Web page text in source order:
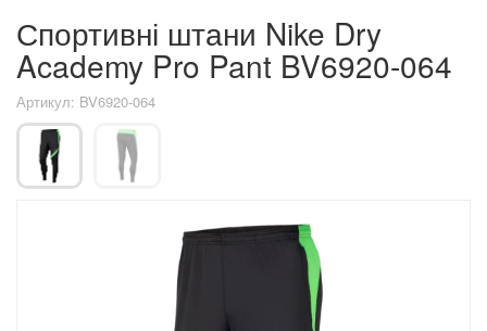
Спортивні штани Nike Dry
Academy Pro Pant BV6920-064
Артикул: BV6920-064